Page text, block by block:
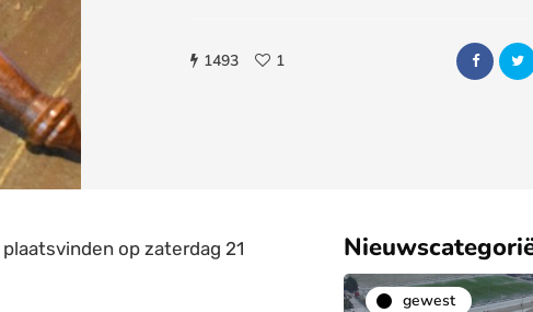
1493 1
plaatsvinden op zaterdag 21
gewest